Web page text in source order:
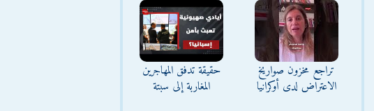
تراجع مخزون صواريخ
الاعتراض لدى أوكرانيا
حقيقة تدفق المهاجرين
المغاربة إلى سبتة